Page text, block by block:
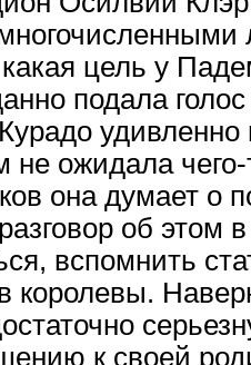
цель у
подала
не ожидала
она думает о
об этом
вспомнить
королевы.
к своей